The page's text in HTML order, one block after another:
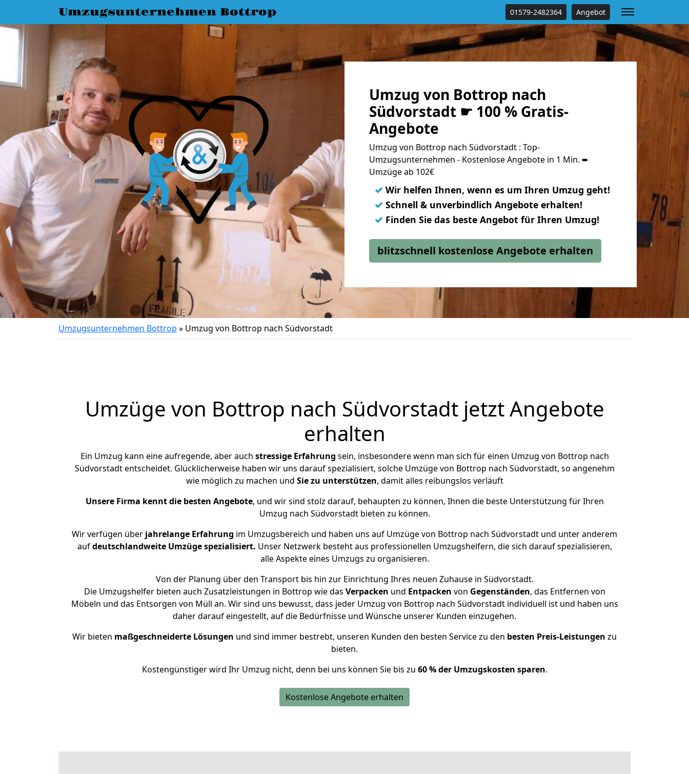
Umzugsunternehmen Bottrop 01579-2482364 Angebot
Umzug von Bottrop nach
Südvorstadt ☛ 100 % Gratis-
Angebote
Umzug von Bottrop nach Südvorstadt : Top-
Umzugsunternehmen - Kostenlose Angebote in 1 Min. ➨
Umzüge ab 102€
✓ Wir helfen Ihnen, wenn es um Ihren Umzug geht!
✓ Schnell & unverbindlich Angebote erhalten!
✓ Finden Sie das beste Angebot für Ihren Umzug!
blitzschnell kostenlose Angebote erhalten
Umzugsunternehmen Bottrop » Umzug von Bottrop nach Südvorstadt
Umzüge von Bottrop nach Südvorstadt jetzt Angebote
erhalten
Ein Umzug kann eine aufregende, aber auch stressige Erfahrung sein, insbesondere wenn man sich für einen Umzug von Bottrop nach
Südvorstadt entscheidet. Glücklicherweise haben wir uns darauf spezialisiert, solche Umzüge von Bottrop nach Südvorstadt, so angenehm
wie möglich zu machen und Sie zu unterstützen, damit alles reibungslos verläuft
Unsere Firma kennt die besten Angebote, und wir sind stolz darauf, behaupten zu können, Ihnen die beste Unterstützung für Ihren
Umzug nach Südvorstadt bieten zu können.
Wir verfügen über jahrelange Erfahrung im Umzugsbereich und haben uns auf Umzüge von Bottrop nach Südvorstadt und unter anderem
aufdeutschlandweite Umzüge spezialisiert. Unser Netzwerk besteht aus professionellen Umzugshelfern, die sich darauf spezialisieren,
alle Aspekte eines Umzugs zu organisieren.
Von der Planung über den Transport bis hin zur Einrichtung Ihres neuen Zuhause in Südvorstadt.
Die Umzugshelfer bieten auch Zusatzleistungen in Bottrop wie das Verpacken und Entpacken von Gegenständen, das Entfernen von
Möbeln und das Entsorgen von Müll an. Wir sind uns bewusst, dass jeder Umzug von Bottrop nach Südvorstadt individuell ist und haben uns
daher darauf eingestellt, auf die Bedürfnisse und Wünsche unserer Kunden einzugehen.
Wir bieten maßgeschneiderte Lösungen und sind immer bestrebt, unseren Kunden den besten Service zu den besten Preis-Leistungen zu
bieten.
Kostengünstiger wird Ihr Umzug nicht, denn bei uns können Sie bis zu 60 % der Umzugskosten sparen.
Kostenlose Angebote erhalten